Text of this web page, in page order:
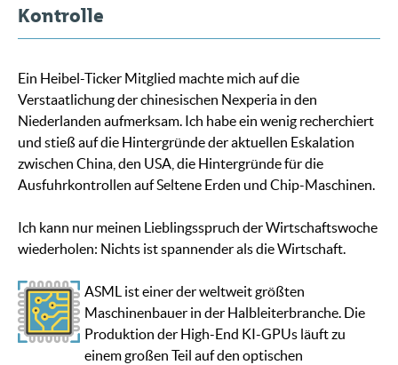
Kontrolle
Ein Heibel-Ticker Mitglied machte mich auf die
Verstaatlichung der chinesischen Nexperia in den
Niederlanden aufmerksam. Ich habe ein wenig recherchiert
und stieß auf die Hintergründe der aktuellen Eskalation
zwischen China, den USA, die Hintergründe für die
Ausfuhrkontrollen auf Seltene Erden und Chip-Maschinen.
Ich kann nur meinen Lieblingsspruch der Wirtschaftswoche
wiederholen: Nichts ist spannender als die Wirtschaft.
ASML ist einer der weltweit größten
Maschinenbauer in der Halbleiterbranche. Die
Produktion der High-End KI-GPUs läuft zu
einem großen Teil auf den optischen